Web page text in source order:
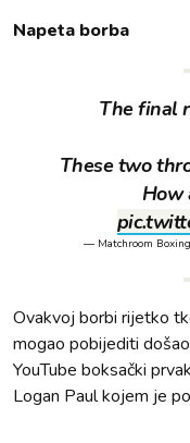
Napeta borba
The final
These two
How
— Matchroom
Ovakvoj borbi rijetko
mogao pobijediti
YouTube boksački
Logan Paul kojem je